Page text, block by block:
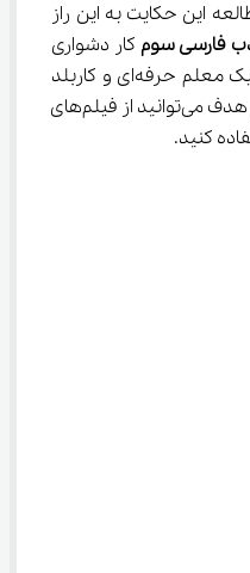
با مطالعه این حکایت به این راز
فارسی سوم کار دشواری
نیست به شرطی که از تدریس یک معلم حرفه‌ای و کاربلد
بهره بگیرید. برای رسیدن به این هدف می‌توانید از فیلم‌های
کنید.